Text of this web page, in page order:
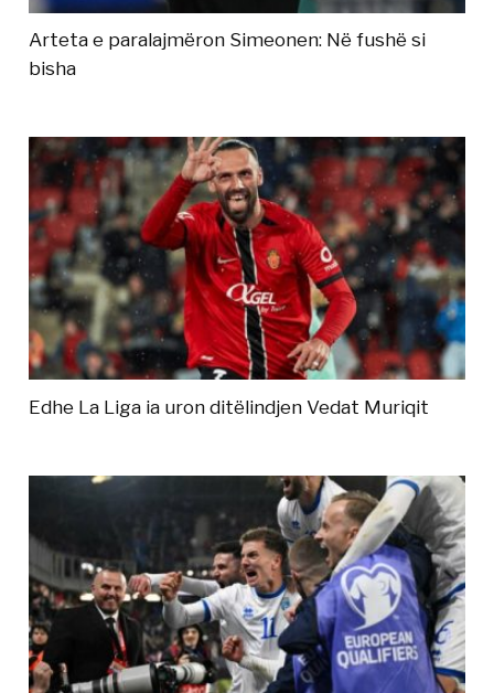
Arteta e paralajmëron Simeonen: Në fushë si
bisha
Edhe La Liga ia uron ditëlindjen Vedat Muriqit